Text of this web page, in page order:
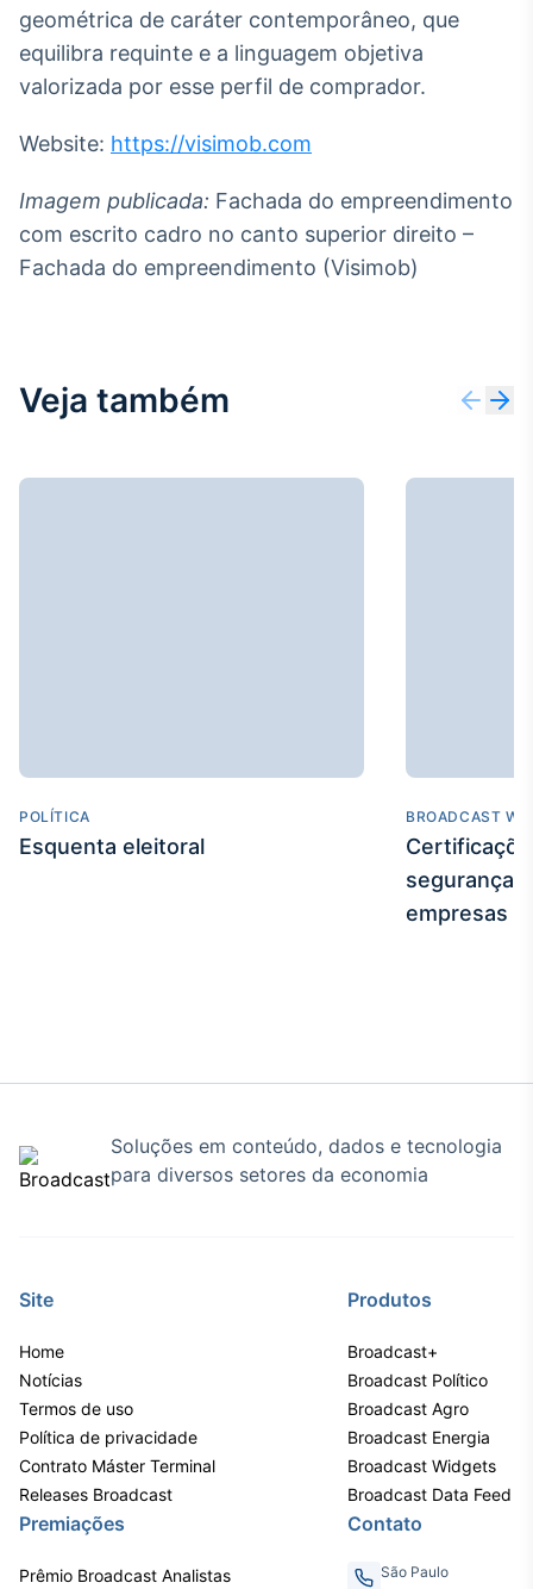
geométrica de caráter contemporâneo, que
equilibra requinte e a linguagem objetiva
valorizada por esse perfil de comprador.
Website: https://visimob.com
Imagem publicada: Fachada do empreendimento
com escrito cadro no canto superior direito –
Fachada do empreendimento (Visimob)
Veja também
POLÍTICA
Esquenta eleitoral
BROADCAST
segurança
empresas
Soluções em conteúdo, dados e tecnologia
para diversos setores da economia
Site
Home
Notícias
Termos de uso
Política de privacidade
Contrato Máster Terminal
Releases Broadcast
Produtos
Broadcast+
Broadcast Político
Broadcast Agro
Broadcast Energia
Broadcast Widgets
Broadcast Data Feed
Premiações
Prêmio Broadcast Analistas
Contato
São Paulo